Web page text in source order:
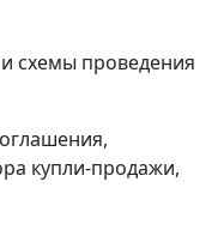
схемы проведения
купли-продажи,